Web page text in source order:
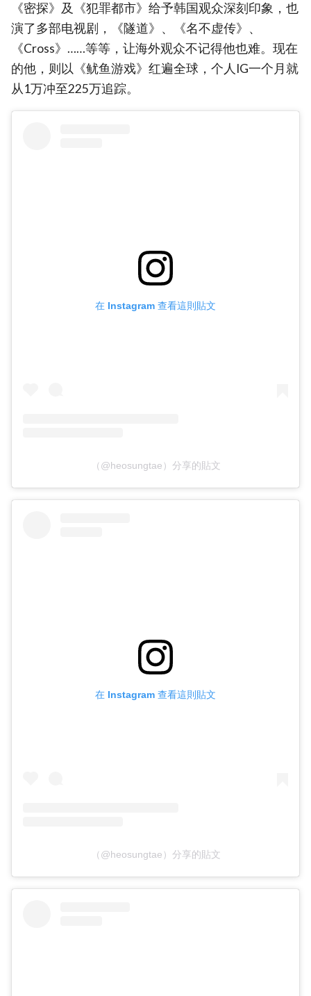
《密探》及《犯罪都市》给予韩国观众深刻印象，也
演了多部电视剧，《隧道》、《名不虚传》、
《Cross》……等等，让海外观众不记得他也难。现在
的他，则以《鱿鱼游戏》红遍全球，个人IG一个月就
从1万冲至225万追踪。
在 Instagram 查看這則貼文
（@heosungtae）分享的貼文
在 Instagram 查看這則貼文
（@heosungtae）分享的貼文